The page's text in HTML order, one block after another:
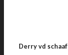
Derry vd schaaf